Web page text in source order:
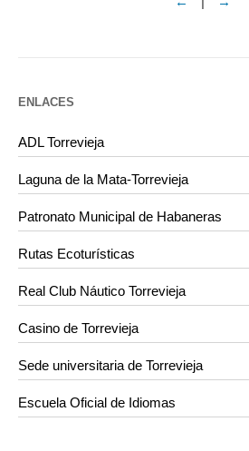
ENLACES
ADL Torrevieja
Laguna de la Mata-Torrevieja
Patronato Municipal de Habaneras
Rutas Ecoturísticas
Real Club Náutico Torrevieja
Casino de Torrevieja
Sede universitaria de Torrevieja
Escuela Oficial de Idiomas